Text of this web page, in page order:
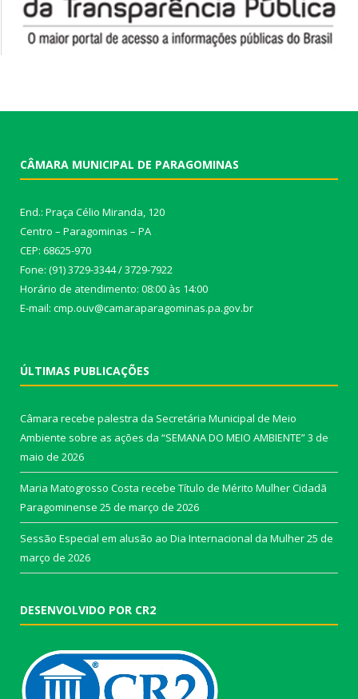
CÂMARA MUNICIPAL DE PARAGOMINAS
End.: Praça Célio Miranda, 120
Centro – Paragominas – PA
CEP: 68625-970
Fone: (91) 3729-3344 / 3729-7922
Horário de atendimento: 08:00 às 14:00
E-mail: cmp.ouv@camaraparagominas.pa.gov.br
ÚLTIMAS PUBLICAÇÕES
Câmara recebe palestra da Secretária Municipal de Meio
Ambiente sobre as ações da “SEMANA DO MEIO AMBIENTE”3 de
maio de 2026
Maria Matogrosso Costa recebe Título de Mérito Mulher Cidadã
Paragominense 25 de março de 2026
Sessão Especial em alusão ao Dia Internacional da Mulher25 de
março de 2026
DESENVOLVIDO POR CR2